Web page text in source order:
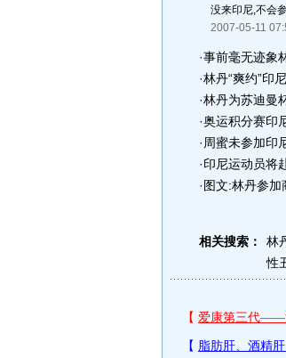
没来印尼,不会
2007-05-11
·事前毫无迹象
·林丹“爽约”印
·林丹为苏迪曼
·奥运积分赛印
· 周蜜未参加印
·印尼运动员将
·图文:林丹参加
相关搜索： 林
性